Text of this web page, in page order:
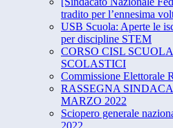
tradito per l’ennesima
USB Scuola: Aperte le
per discipline STEM
CORSO CISL
SCOLASTICI
Commissione Elettorale
RASSEGNA
MARZO 2022
Sciopero generale